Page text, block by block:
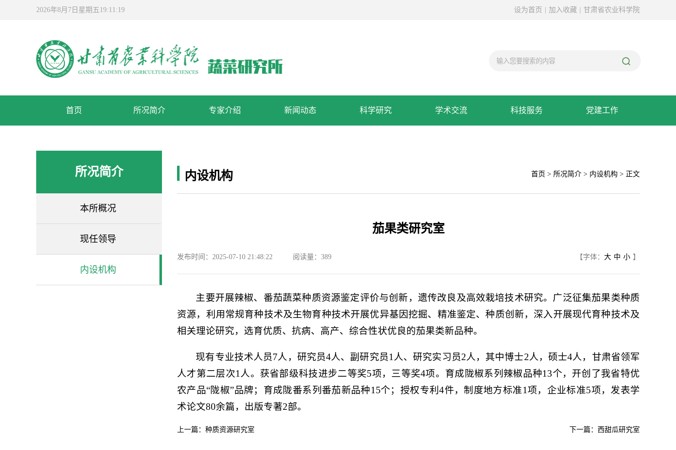
2026年8月7日星期五19:11:19 甘肃省农业科学院
加入收藏
设为首页
首页 所况简介 专家介绍 新闻动态 科学研究 学术交流 科技服务 党建工作
所况简介
本所概况
现任领导
内设机构
内设机构 首页 > 所况简介 > 内设机构 > 正文
茄果类研究室
发布时间：2025-07-10 21:48:22 阅读量： 389 【字体： 大 中 小 】
主要开展辣椒、番茄蔬菜种质资源鉴定评价与创新，遗传改良及高效栽培技术研究。广泛征集茄果类种质
资源，利用常规育种技术及生物育种技术开展优异基因挖掘、精准鉴定、种质创新，深入开展现代育种技术及
相关理论研究，选育优质、抗病、高产、综合性状优良的茄果类新品种。
现有专业技术人员7人，研究员4人、副研究员1人、研究实习员2人，其中博士2人，硕士4人，甘肃省领军
人才第二层次1人。获省部级科技进步二等奖5项，三等奖4项。育成陇椒系列辣椒品种13个，开创了我省特优
农产品“陇椒”品牌；育成陇番系列番茄新品种15个；授权专利4件，制度地方标准1项，企业标准5项，发表学
术论文80余篇，出版专著2部。
上一篇：种质资源研究室 下一篇：西甜瓜研究室